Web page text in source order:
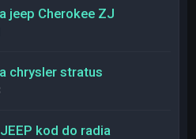
jeep Cherokee ZJ
chrysler stratus
JEEP kod do radia